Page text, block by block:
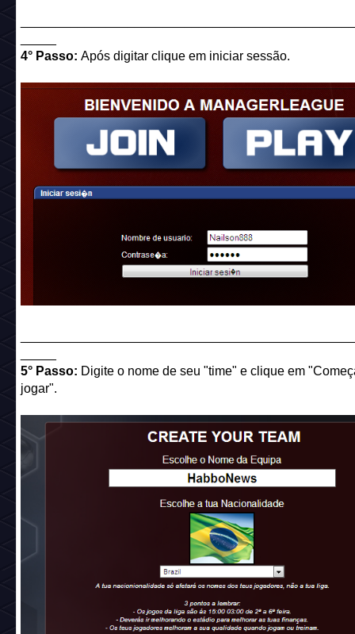
4° Passo: Após digitar clique em iniciar sessão.
5° Passo: Digite o nome de seu "time" e clique em
jogar".